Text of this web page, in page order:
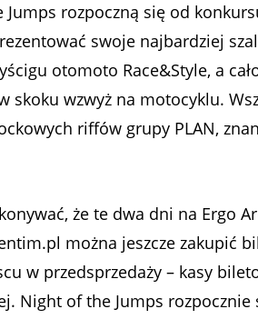
rozpoczną się od
swoje najbardziej
otomoto Race&Style, a
skoku wzwyż na motocyklu.
riffów grupy PLAN,
że te dwa dni na Ergo
można jeszcze zakupić
w przedsprzedaży – kasy
Night of the Jumps rozpocznie